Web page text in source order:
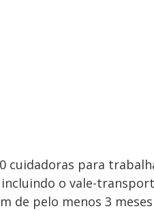
cuidadoras para
o vale-
de pelo menos 3